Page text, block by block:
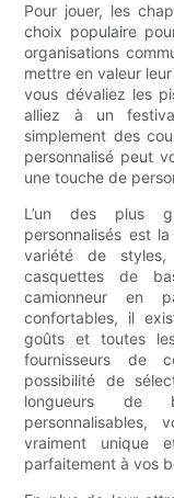
Pour jouer, les
choix populaire
organisations
mettre en valeur
vous dévaliez les
alliez à un
simplement des
personnalisé peut
une touche de
L’un des plus
personnalisés est
variété de
casquettes de
camionneur en
confortables, il
goûts et toutes
fournisseurs de
possibilité de
longueurs de
vraiment unique
parfaitement à vos